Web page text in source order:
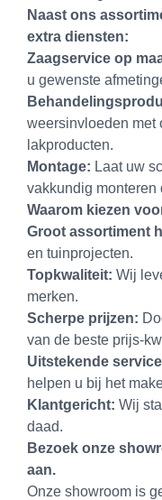
Naast ons
extra diensten:
Zaagservice op
u gewenste
weersinvloeden met
lakproducten.
Montage: Laat uw
vakkundig monteren
Waarom kiezen
Groot assortiment
en tuinprojecten.
Topkwaliteit: Wij
merken.
Scherpe prijzen:
van de beste prijs-
Uitstekende
helpen u bij het
Klantgericht: Wij
daad.
Bezoek onze
aan.
Onze showroom is